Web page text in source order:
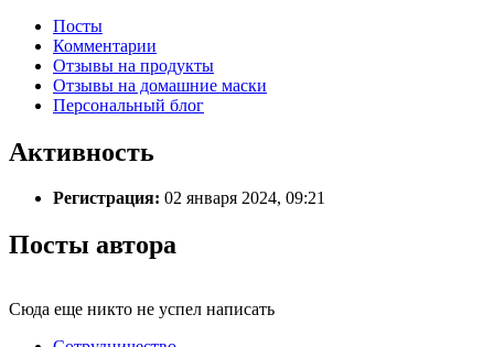
Посты
Комментарии
Отзывы на продукты
Отзывы на домашние маски
Персональный блог
Активность
Регистрация: 02 января 2024, 09:21
Посты автора
Сюда еще никто не успел написать